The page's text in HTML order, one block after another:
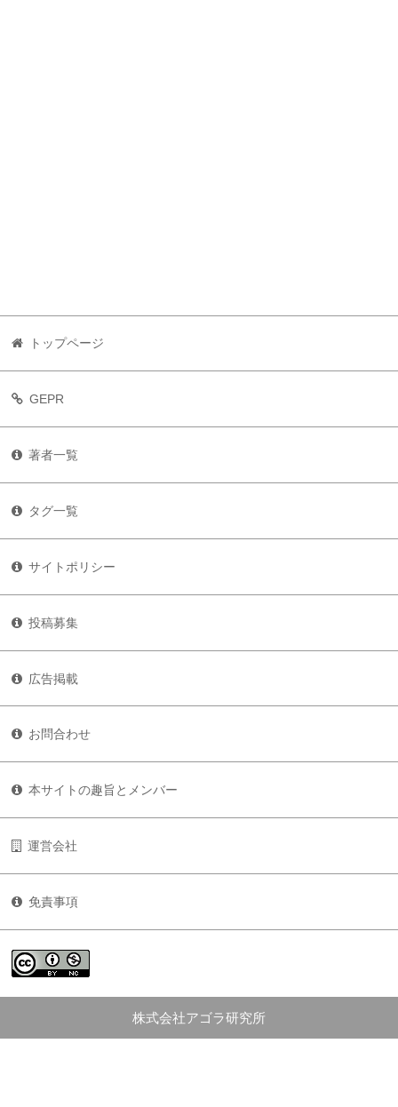
トップページ
GEPR
著者一覧
タグ一覧
サイトポリシー
投稿募集
広告掲載
お問合わせ
本サイトの趣旨とメンバー
運営会社
免責事項
株式会社アゴラ研究所